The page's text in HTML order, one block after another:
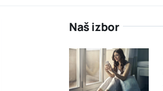
Naš izbor